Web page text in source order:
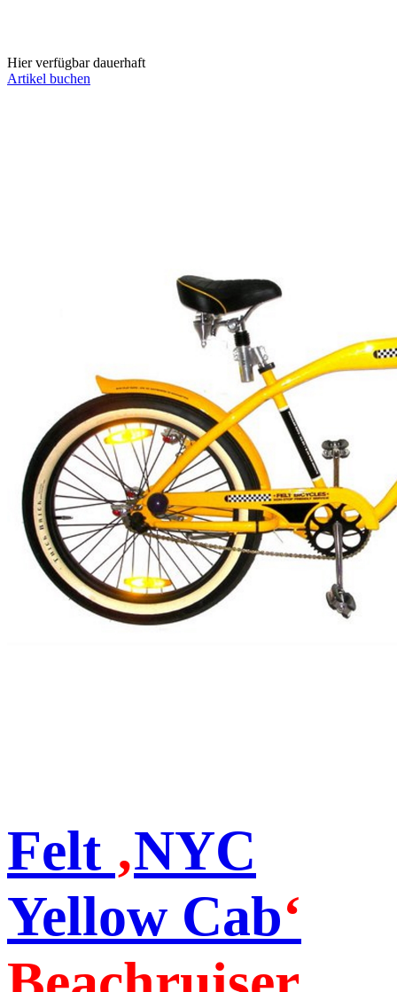
Hier verfügbar dauerhaft
Artikel buchen
Felt ‚NYC
Yellow Cab‘